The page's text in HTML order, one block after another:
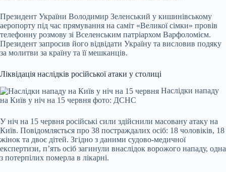
Президент України Володимир Зеленський у кишинівському
аеропорту під час прямування на саміт «Великої сімки» провів
телефонну розмову зі Вселенським патріархом Варфоломієм.
Президент запросив його відвідати Україну та висловив подяку
за молитви за країну та її мешканців.
Ліквідація наслідків російської атаки у столиці
Наслідки нападу
на Київ у ніч на 15 червня фото: ДСНС
У ніч на 15 червня російські сили здійснили масовану атаку на
Київ. Повідомляється про 38 постраждалих осіб: 18 чоловіків, 18
жінок та двоє дітей. Згідно з даними судово-медичної
експертизи, п’ять осіб загинули внаслідок ворожого нападу, одна
з потерпілих померла в лікарні.